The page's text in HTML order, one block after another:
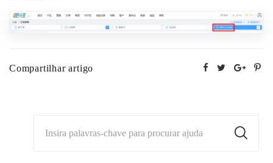
Compartilhar artigo
Insira palavras-chave para procurar ajuda